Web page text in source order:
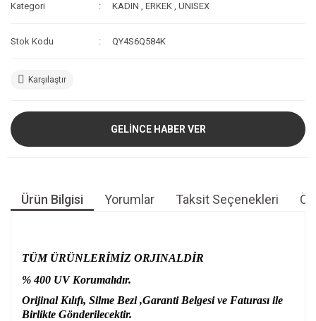
Kategori KADIN ,ERKEK ,UNISEX
Stok Kodu QY4S6Q584K
Karşılaştır
GELİNCE HABER VER
Ürün Bilgisi Yorumlar Taksit Seçenekleri
TÜM ÜRÜNLERİMİZ ORJINALDİR
% 400 UV Korumalıdır.
Orijinal Kılıfı, Silme Bezi ,Garanti Belgesi ve Faturası ile
Birlikte Gönderilecektir.